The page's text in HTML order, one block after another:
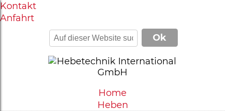
Kontakt
Anfahrt
Home
Heben